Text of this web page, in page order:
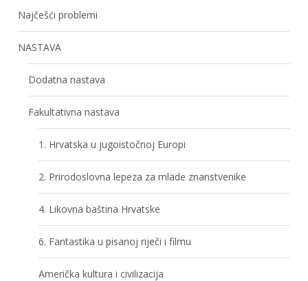
Najčešći problemi
NASTAVA
Dodatna nastava
Fakultativna nastava
1. Hrvatska u jugoistočnoj Europi
2. Prirodoslovna lepeza za mlade znanstvenike
4. Likovna baština Hrvatske
6. Fantastika u pisanoj riječi i filmu
Američka kultura i civilizacija